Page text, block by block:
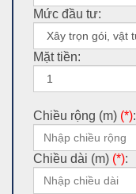
Mức đầu tư:
Mặt tiền:
Chiều rộng (m) (*):
Chiều dài (m) (*):